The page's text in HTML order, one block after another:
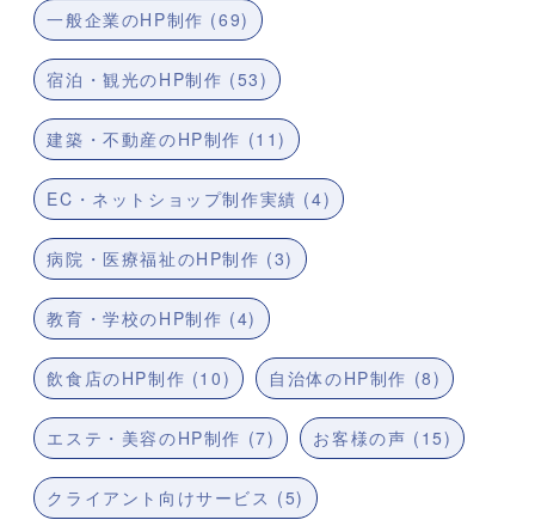
一般企業のHP制作 (69)
宿泊・観光のHP制作 (53)
建築・不動産のHP制作 (11)
EC・ネットショップ制作実績 (4)
病院・医療福祉のHP制作 (3)
教育・学校のHP制作 (4)
飲食店のHP制作 (10) 自治体のHP制作 (8)
エステ・美容のHP制作 (7) お客様の声 (15)
クライアント向けサービス (5)